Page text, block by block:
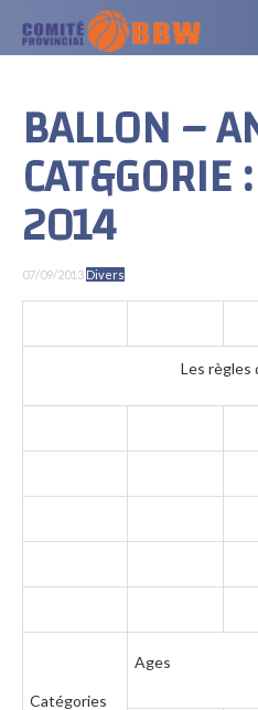
BALLON –
2014
07/09/2013 Divers
Les règles
Catégories
Ages